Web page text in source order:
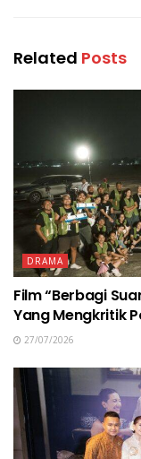
Related Posts
DRAMA
Film “Berbagi
Yang Mengkritik
27/07/2026